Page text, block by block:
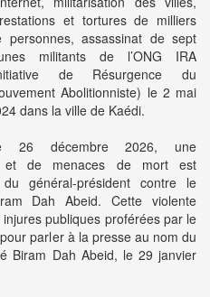
et tortures de milliers
personnes, assassinat de sept
militants de l’ONG IRA
de Résurgence du
Abolitionniste) le 2 mai
dans la ville de Kaédi.
26 décembre 2026, une
et de menaces de mort est
général-président contre le
Dah Abeid. Cette violente
publiques proférées par le
parler à la presse au nom du
Biram Dah Abeid, le 29 janvier